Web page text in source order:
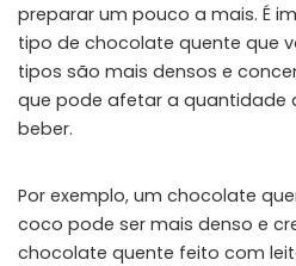
preparar um pouco a mais. É
tipo de chocolate quente que
tipos são mais densos e
que pode afetar a quantidade
beber.
Por exemplo, um chocolate
coco pode ser mais denso e
chocolate quente feito com